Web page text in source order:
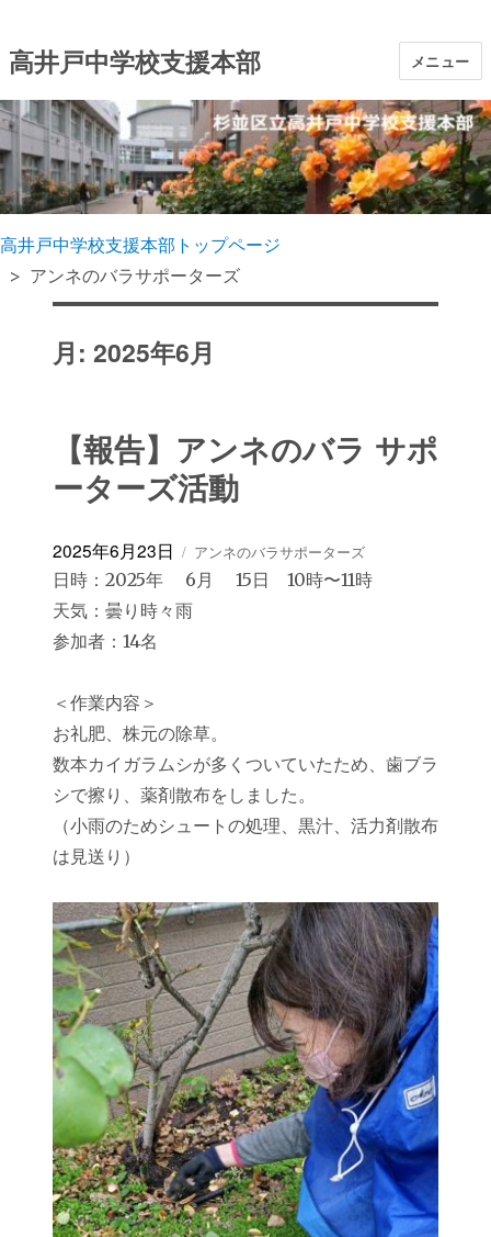
高井戸中学校支援本部 メニュー
高井戸中学校支援本部トップページ
アンネのバラサポーターズ
月: 2025年6月
【報告】アンネのバラ サポ
ーターズ活動
投
稿
日:
2025年6月23日
カ
テ
ゴ
アンネのバラサポーターズ
日時：2025年 6月 15日 10時〜11時
天気：曇り時々雨
参加者：14名
＜作業内容＞
お礼肥、株元の除草。
数本カイガラムシが多くついていたため、歯ブラ
シで擦り、薬剤散布をしました。
（小雨のためシュートの処理、黒汁、活力剤散布
は見送り）